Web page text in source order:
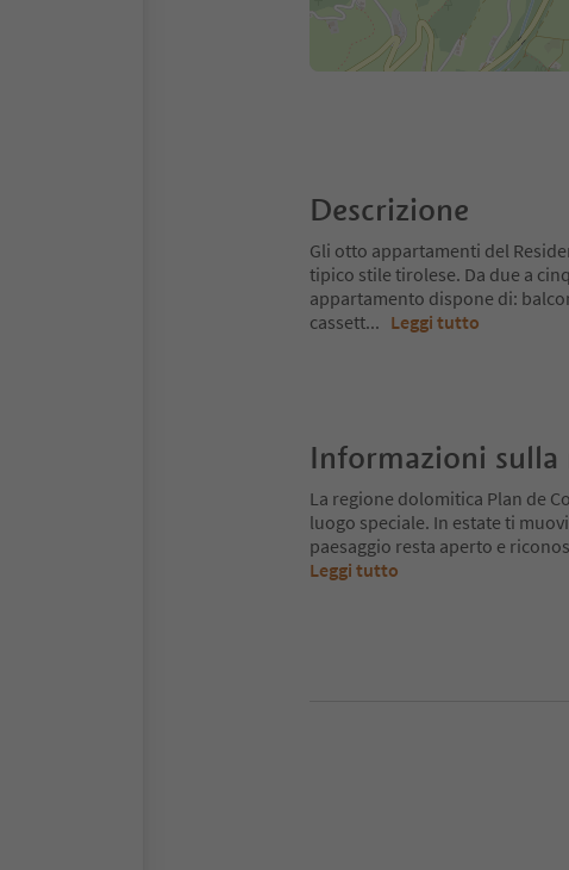
Descrizione
Gli otto appartamenti del
tipico stile tirolese. Da due a
appartamento dispone di:
cassett... Leggi tutto
Informazioni sulla
La regione dolomitica Plan de
luogo speciale. In estate ti
paesaggio resta aperto e
Leggi tutto